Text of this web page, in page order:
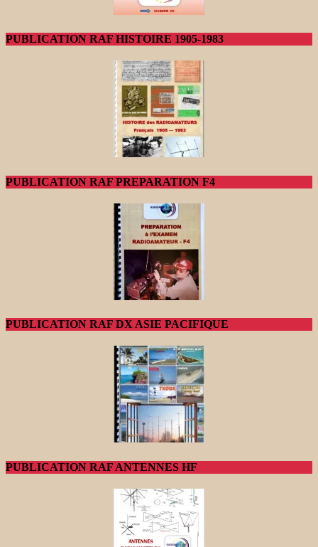
PUBLICATION RAF HISTOIRE 1905-1983
PUBLICATION RAF PREPARATION F4
PUBLICATION RAF DX ASIE PACIFIQUE
PUBLICATION RAF ANTENNES HF